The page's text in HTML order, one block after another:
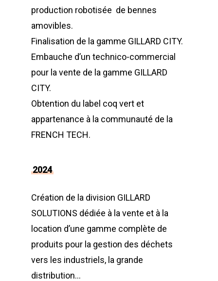
production robotisée de bennes
amovibles.
Finalisation de la gamme GILLARD CITY.
Embauche d’un technico-commercial
pour la vente de la gamme GILLARD
CITY.
Obtention du label coq vert et
appartenance à la communauté de la
FRENCH TECH.
2024
Création de la division GILLARD
SOLUTIONS dédiée à la vente et à la
location d’une gamme complète de
produits pour la gestion des déchets
vers les industriels, la grande
distribution…
Quelques chiffres
Nos équipes
Nos partenaires
Compacteurs
Monoblocs
Installations
Lève Conteneurs
Bennes TANKER
Bennes SUPER
Bennes Séries
Bennes de Collecte
Conteneurs
Matériels de
Barrières de
Système de
pour bennes
Matériels d’occasion
ACTUALITÉS
CONTACT
FR
ES
Environnement
Déchetteries
contact@gillard-sas.fr